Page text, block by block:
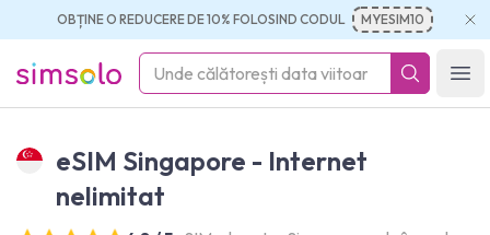
OBȚINE O REDUCERE DE 10% FOLOSIND CODUL MYESIM10
simsolo
eSIM Singapore - Internet
nelimitat